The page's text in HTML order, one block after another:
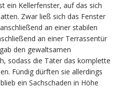
ein Kellerfenster, auf das sich
Zwar ließ sich das Fenster
an einer stabilen
an einer Terrassentür
den gewaltsamen
sodass die Täter das komplette
Fündig dürften sie allerdings
ein Sachschaden in Höhe